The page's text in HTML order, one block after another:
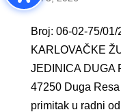
Broj: 06-02-75/
KARLOVAČKE
JEDINICA DUGA
47250 Duga
primitak u radni